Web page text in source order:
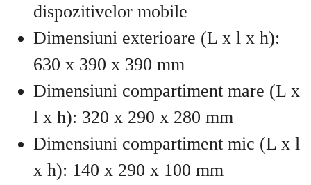
dispozitivelor mobile
Dimensiuni exterioare (L x l x h):
630 x 390 x 390 mm
Dimensiuni compartiment mare (L x
l x h): 320 x 290 x 280 mm
Dimensiuni compartiment mic (L x l
x h): 140 x 290 x 100 mm